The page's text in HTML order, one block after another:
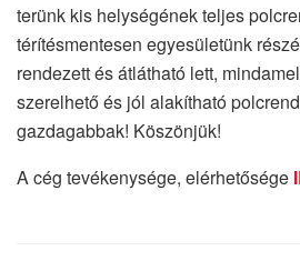
terünk kis helységének teljes
térítésmentesen egyesületünk
rendezett és átlátható lett,
szerelhető és jól alakítható
gazdagabbak! Köszönjük!
A cég tevékenysége, elérhetősége